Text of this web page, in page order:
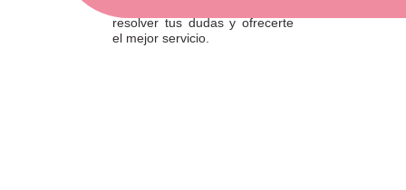
resolver tus dudas y ofrecerte
el mejor servicio.